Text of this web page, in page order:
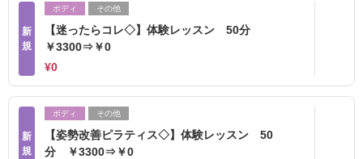
新
規
ボディ その他
【迷ったらコレ◇】体験レッスン 50分
￥3300⇒￥0
¥0
新
規
ボディ その他
【姿勢改善ピラティス◇】体験レッスン 50
分 ￥3300⇒￥0